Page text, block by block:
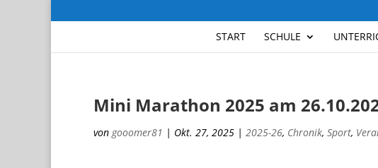
START SCHULE
Mini Marathon 2025 am
von gooomer81 | Okt. 27, 2025 | 2025-26, Chronik, Sport,